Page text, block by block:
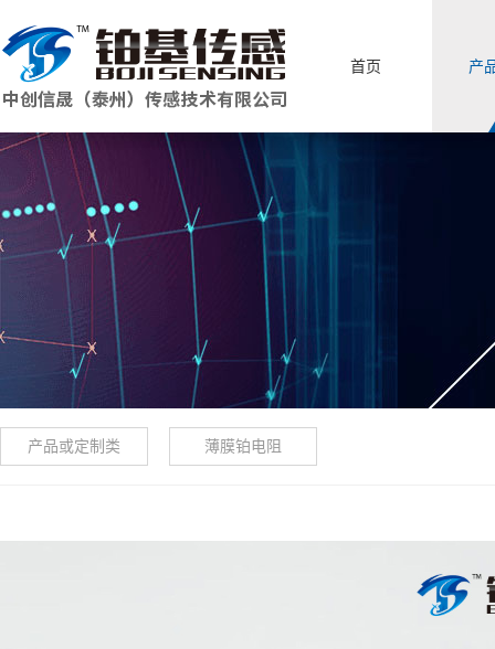
首页 产
产品或定制类 薄膜铂电阻